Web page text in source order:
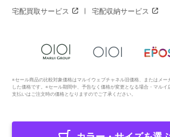
宅配買取サービス 宅配収納サービス
※セール商品の比較対象価格はマルイウェブチャネル旧価格、またはメ
した価格です。※セール期間中、予告なく価格が変更となる場合・マル
支払いはご注文時の価格となりますのでご了承ください。